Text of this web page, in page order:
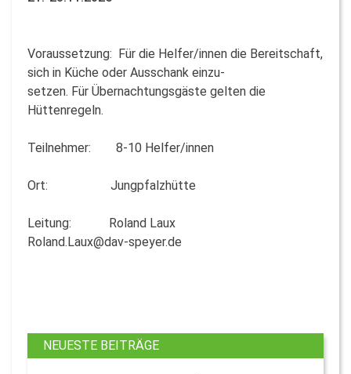
Voraussetzung: Für die Helfer/innen die Bereitschaft,
sich in Küche oder Ausschank einzu-
setzen. Für Übernachtungsgäste gelten die
Hüttenregeln.
Teilnehmer: 8-10 Helfer/innen
Ort: Jungpfalzhütte
Leitung: Roland Laux
Roland.Laux@dav-speyer.de
NEUESTE BEITRÄGE